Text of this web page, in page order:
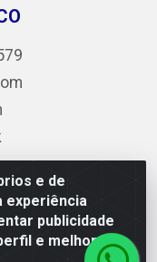
e de
experiência
publicidade
e melhorar a
962 - Bongi -
0001-48